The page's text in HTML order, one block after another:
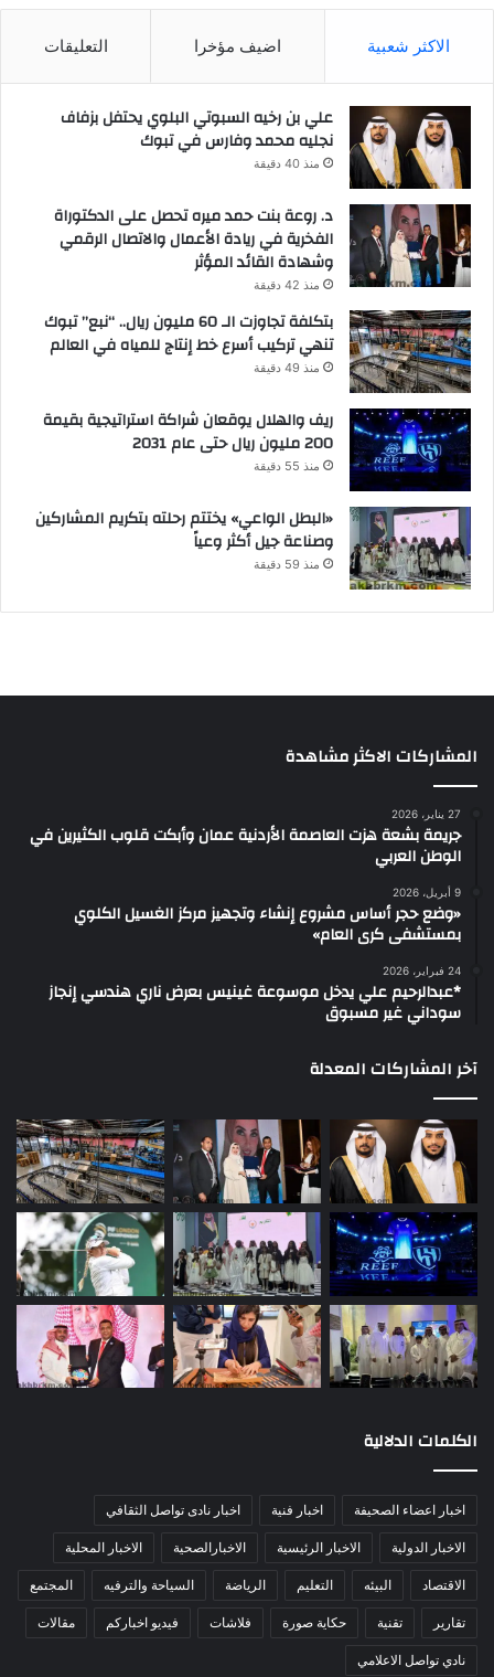
الاكثر شعبية اضيف مؤخرا التعليقات
علي بن رخيه السبوتي البلوي يحتفل بزفاف
نجليه محمد وفارس في تبوك
منذ 40 دقيقة
د. روعة بنت حمد ميره تحصل على الدكتوراة
الفخرية في ريادة الأعمال والاتصال الرقمي
وشهادة القائد المؤثر
منذ 42 دقيقة
بتكلفة تجاوزت الـ 60 مليون ريال.. “نبع” تبوك
تنهي تركيب أسرع خط إنتاج للمياه في العالم
منذ 49 دقيقة
ريف والهلال يوقعان شراكة استراتيجية بقيمة
200 مليون ريال حتى عام 2031
منذ 55 دقيقة
«البطل الواعي» يختتم رحلته بتكريم المشاركين
وصناعة جيل أكثر وعياً
منذ 59 دقيقة
المشاركات الاكثر مشاهدة
27 يناير، 2026
جريمة بشعة هزت العاصمة الأردنية عمان وأبكت قلوب الكثيرين في
الوطن العربي
9 أبريل، 2026
«وضع حجر أساس مشروع إنشاء وتجهيز مركز الغسيل الكلوي
بمستشفى كرى العام»
24 فبراير، 2026
*عبدالرحيم علي يدخل موسوعة غينيس بعرض ناري هندسي إنجاز
سوداني غير مسبوق
آخر المشاركات المعدلة
الكلمات الدلالية
اخبار اعضاء الصحيفة اخبار فنية اخبار نادى تواصل الثقافي
الاخبار الدولية الاخبار الرئيسية الاخبارالصحية الاخبار المحلية
الاقتصاد البيئه التعليم الرياضة السياحة والترفيه المجتمع
تقارير تقنية حكاية صورة فلاشات فيديو اخباركم مقالات
نادي تواصل الاعلامي